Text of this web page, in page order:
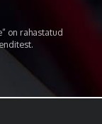
on rahastatud